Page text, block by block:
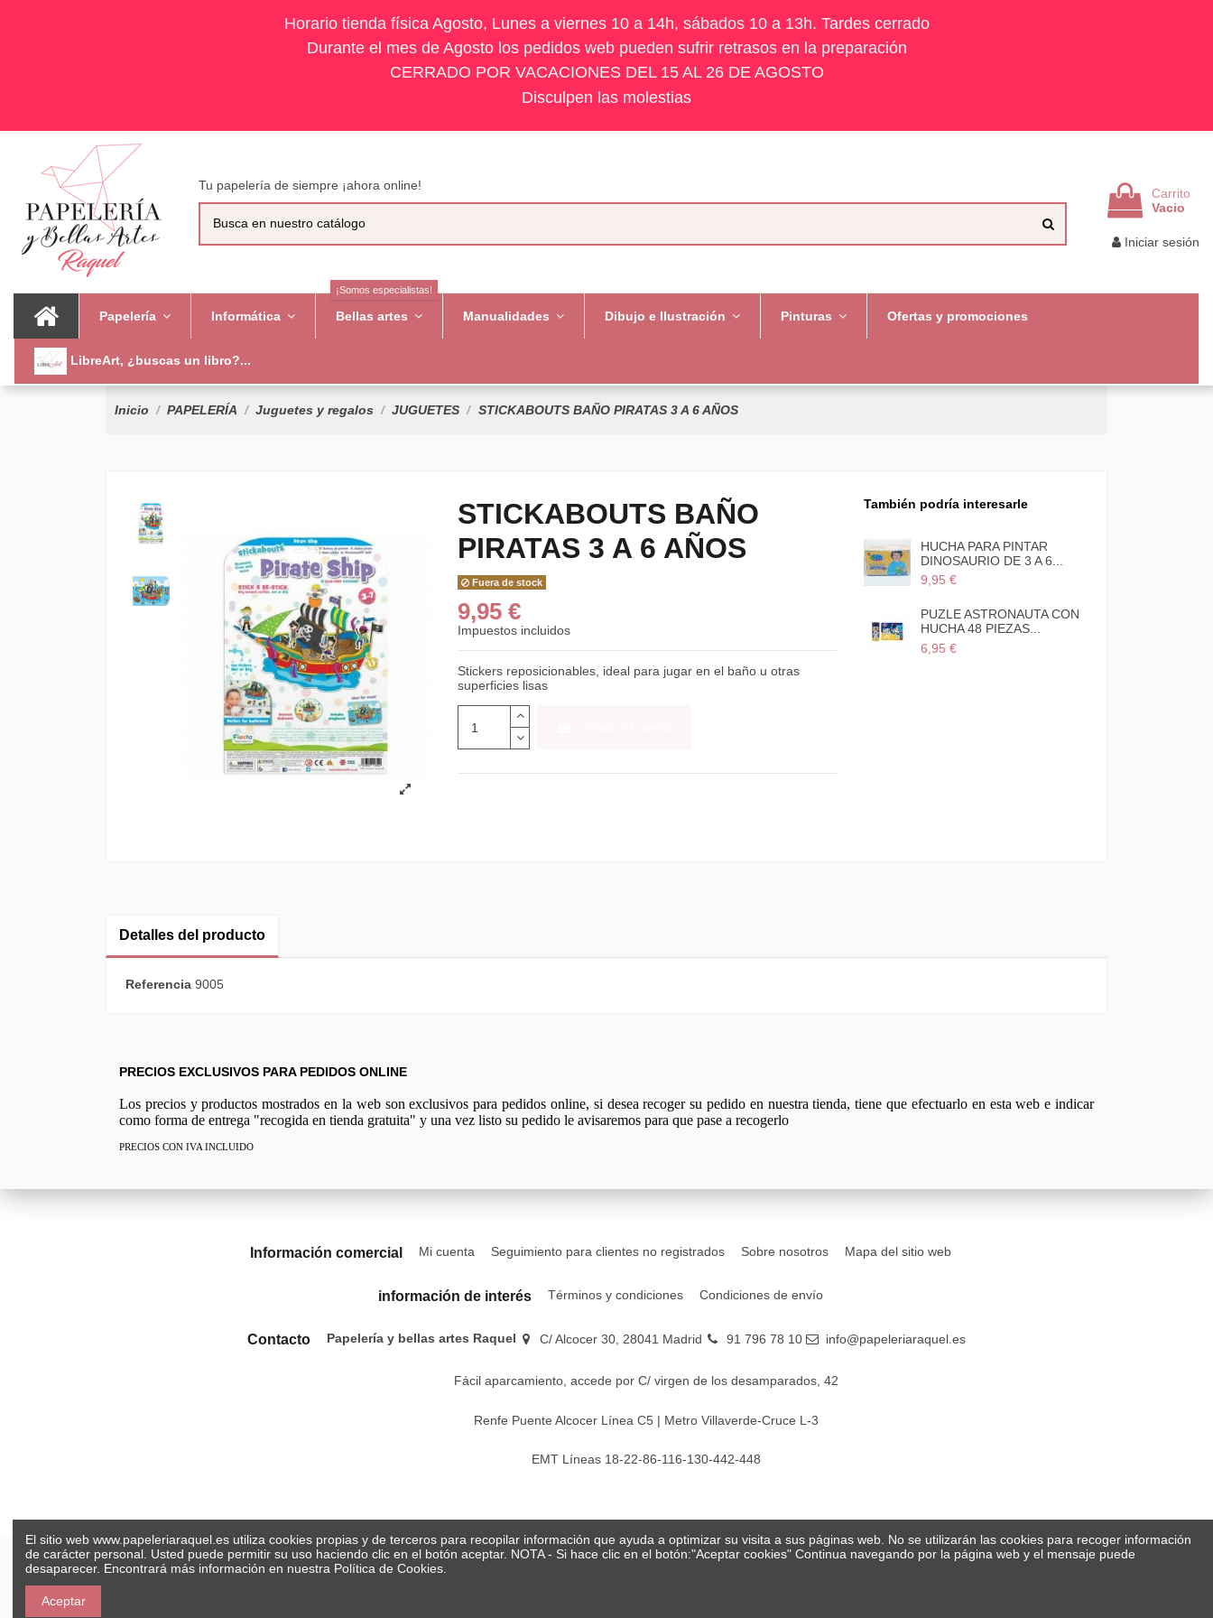
Horario tienda física Agosto, Lunes a viernes 10 a 14h, sábados 10 a 13h. Tardes cerrado
Durante el mes de Agosto los pedidos web pueden sufrir retrasos en la preparación
CERRADO POR VACACIONES DEL 15 AL 26 DE AGOSTO
Disculpen las molestias
Tu papelería de siempre ¡ahora online!
Carrito
Vacio
Iniciar sesión
Papelería Informática Bellas artes
¡Somos especialistas!
Manualidades Dibujo e Ilustración Pinturas Ofertas y promociones
LibreArt, ¿buscas un libro?...
Inicio PAPELERÍA Juguetes y regalos JUGUETES STICKABOUTS BAÑO PIRATAS 3 A 6 AÑOS
STICKABOUTS BAÑO
PIRATAS 3 A 6 AÑOS
Fuera de stock
9,95 €
Impuestos incluidos
Stickers reposicionables, ideal para jugar en el baño u otras
superficies lisas
También podría interesarle
HUCHA PARA PINTAR
DINOSAURIO DE 3 A 6...
9,95 €
PUZLE ASTRONAUTA CON
HUCHA 48 PIEZAS...
6,95 €
Detalles del producto
Referencia 9005
PRECIOS EXCLUSIVOS PARA PEDIDOS ONLINE
Los precios y productos mostrados en la web son exclusivos para pedidos online, si desea recoger su pedido en nuestra tienda, tiene que efectuarlo en esta web e indicar
como forma de entrega "recogida en tienda gratuita" y una vez listo su pedido le avisaremos para que pase a recogerlo
PRECIOS CON IVA INCLUIDO
Información comercial Mi cuenta Seguimiento para clientes no registrados Sobre nosotros Mapa del sitio web
información de interés Términos y condiciones Condiciones de envío
Contacto Papelería y bellas artes Raquel C/ Alcocer 30, 28041 Madrid 91 796 78 10 info@papeleriaraquel.es
Fácil aparcamiento, accede por C/ virgen de los desamparados, 42
Renfe Puente Alcocer Línea C5 | Metro Villaverde-Cruce L-3
EMT Líneas 18-22-86-116-130-442-448
El sitio web www.papeleriaraquel.es utiliza cookies propias y de terceros para recopilar información que ayuda a optimizar su visita a sus páginas web. No se utilizarán las cookies para recoger información
de carácter personal. Usted puede permitir su uso haciendo clic en el botón aceptar. NOTA - Si hace clic en el botón:"Aceptar cookies" Continua navegando por la página web y el mensaje puede
desaparecer. Encontrará más información en nuestra Política de Cookies.
Aceptar